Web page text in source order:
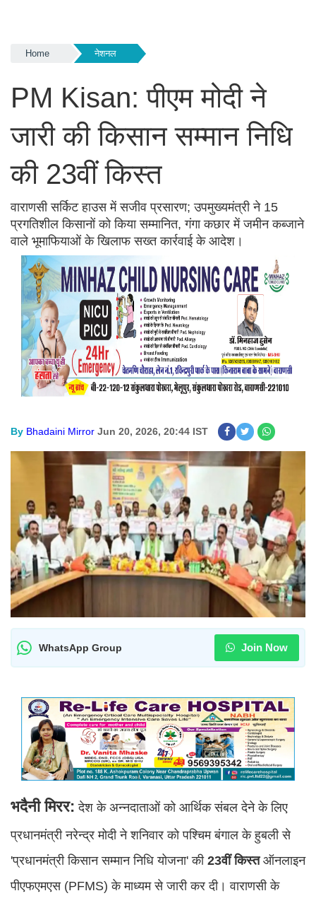
Home नेशनल
PM Kisan: पीएम मोदी ने
जारी की किसान सम्मान निधि
की 23वीं किस्त
वाराणसी सर्किट हाउस में सजीव प्रसारण; उपमुख्यमंत्री ने 15
प्रगतिशील किसानों को किया सम्मानित, गंगा कछार में जमीन कब्जाने
वाले भूमाफियाओं के खिलाफ सख्त कार्रवाई के आदेश।
By Bhadaini Mirror Jun 20, 2026, 20:44 IST
WhatsApp Group Join Now
भदैनी मिरर: देश के अन्नदाताओं को आर्थिक संबल देने के लिए
प्रधानमंत्री नरेन्द्र मोदी ने शनिवार को पश्चिम बंगाल के हुबली से
'प्रधानमंत्री किसान सम्मान निधि योजना' की 23वीं किस्तऑनलाइन
पीएफएमएस (PFMS) के माध्यम से जारी कर दी। वाराणसी के